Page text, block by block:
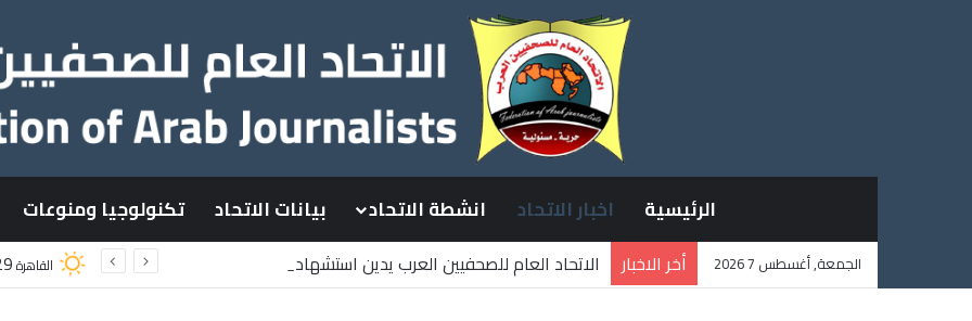
الرئيسية اخبار الاتحاد انشطة الاتحاد بيانات الاتحاد تكنولوجيا ومنوعات
الجمعة, أغسطس 7 2026 أخر الاخبار
الاتحاد العام للصحفيين العرب يدين استشهاد
القاهرة